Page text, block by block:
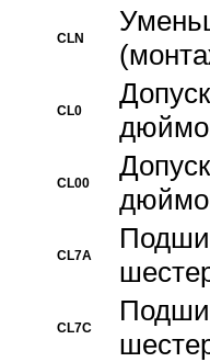
CLN
CL0
CL00
CL7A
CL7C